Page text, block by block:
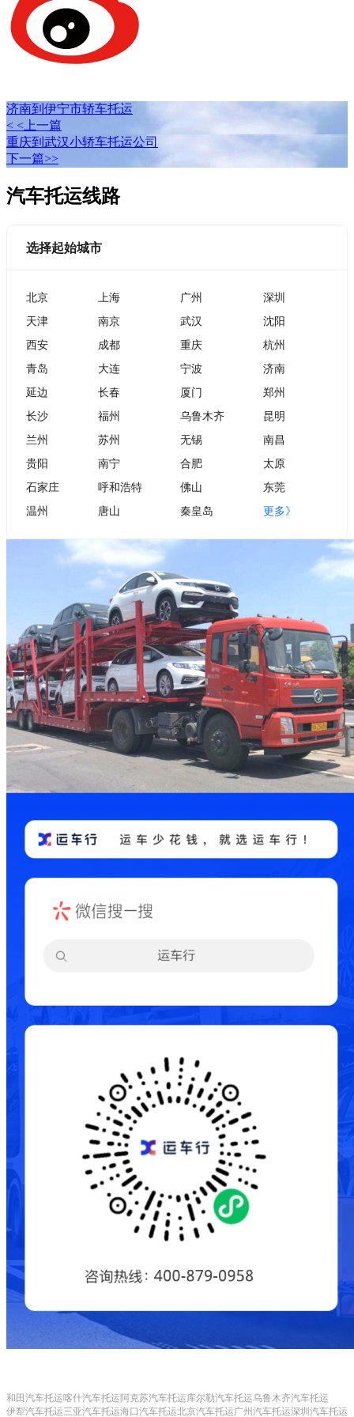
济南到伊宁市轿车托运
< <上一篇
重庆到武汉小轿车托运公司
下一篇>>
汽车托运线路
选择起始城市
北京 上海 广州
深圳
天津
南京 武汉
沈阳
西安
成都 重庆
杭州
青岛
大连 宁波
济南
延边
长春 厦门
郑州
长沙
福州 乌鲁木齐
昆明
兰州
苏州 无锡
南昌
贵阳
南宁 合肥
太原
石家庄
呼和浩特 佛山
东莞
温州
唐山 秦皇岛 更多》
和田汽车托运喀什汽车托运 阿克苏汽车托运库尔勒汽车托运乌鲁木齐汽车托运
伊犁汽车托运三亚汽车托运海口汽车托运北京汽车托运广州汽车托运深圳汽车托运